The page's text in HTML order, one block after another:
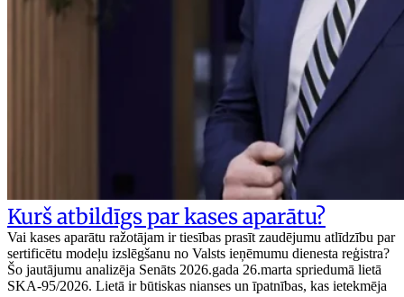
Kurš atbildīgs par kases aparātu?
Vai kases aparātu ražotājam ir tiesības prasīt zaudējumu atlīdzību par
sertificētu modeļu izslēgšanu no Valsts ieņēmumu dienesta reģistra?
Šo jautājumu analizēja Senāts 2026.gada 26.marta spriedumā lietā
SKA-95/2026. Lietā ir būtiskas nianses un īpatnības, kas ietekmēja